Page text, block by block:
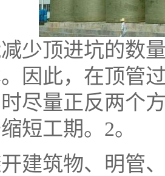
顶进坑的数量
因此，在顶管
尽量正反两个
短工期。2。
筑物、明管、